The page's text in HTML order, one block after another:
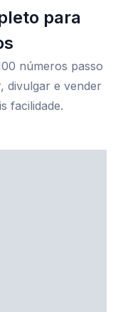
para
números passo
divulgar e vender
facilidade.